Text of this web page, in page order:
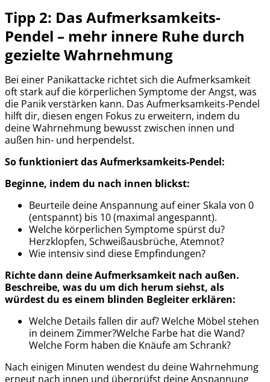
Tipp 2: Das Aufmerksamkeits-
Pendel – mehr innere Ruhe durch
gezielte Wahrnehmung
Bei einer Panikattacke richtet sich die Aufmerksamkeit
oft stark auf die körperlichen Symptome der Angst, was
die Panik verstärken kann. Das Aufmerksamkeits-Pendel
hilft dir, diesen engen Fokus zu erweitern, indem du
deine Wahrnehmung bewusst zwischen innen und
außen hin- und herpendelst.
So funktioniert das Aufmerksamkeits-Pendel:
Beginne, indem du nach innen blickst:
Beurteile deine Anspannung auf einer Skala von 0
(entspannt) bis 10 (maximal angespannt).
Welche körperlichen Symptome spürst du?
Herzklopfen, Schweißausbrüche, Atemnot?
Wie intensiv sind diese Empfindungen?
Richte dann deine Aufmerksamkeit nach außen.
Beschreibe, was du um dich herum siehst, als
würdest du es einem blinden Begleiter erklären:
Welche Details fallen dir auf? Welche Möbel stehen
in deinem Zimmer?Welche Farbe hat die Wand?
Welche Form haben die Knäufe am Schrank?
Nach einigen Minuten wendest du deine Wahrnehmung
erneut nach innen und überprüfst deine Anspannung